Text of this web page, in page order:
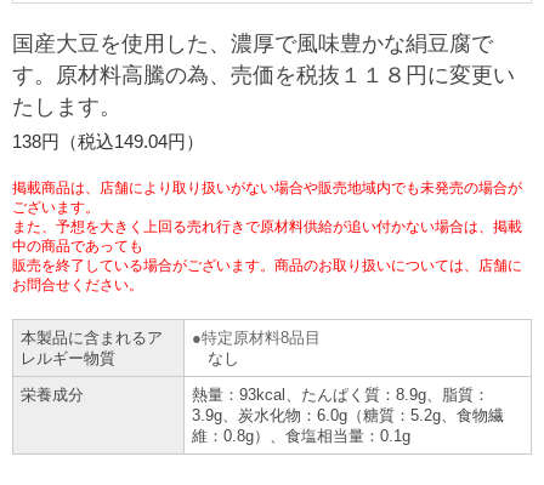
ギフト
プリペイドカード・金券
ニンテンドー・ダウンロードカード
コピー
プリント
スキャン
ファクス
チケット
プリペイドサービス
スポーツ振興くじ
宅配便
切手・はがき・印紙
セブン銀行ATM
ご利用可能なお支払い方法
スマホプリペイド
レジでApple Accountにチャージ
チケットサービス
セブンチケット
イープラス
JTB
セブン‐イレブンでお受取り
セブンネットショッピング
企業理念
会社概要
貸借対照表・損益計算書
沿革
国内店舗数
売上高、店舗数推移
セブン‐イレブンの海外事業
セブン＆アイ・ホールディングスの重点課題
サステナビリティ活動基本方針
サステナビリティ推進体制
GREEN CHALLENGE 2050
4VISIONS
サステナビリティニュース
サステナビリティレポート
加盟店オーナー募集 物件募集・購入
アルバイト情報
店舗検索
お問い合わせ
Language
English (Corporate)
English (Services)
简体中文(服务)
国産大豆を使用した、濃厚で風味豊かな絹豆腐で
す。原材料高騰の為、売価を税抜１１８円に変更い
たします。
138円（税込149.04円）
掲載商品は、店舗により取り扱いがない場合や販売地域内でも未発売の場合が
ございます。
また、予想を大きく上回る売れ行きで原材料供給が追い付かない場合は、掲載
中の商品であっても
販売を終了している場合がございます。商品のお取り扱いについては、店舗に
お問合せください。
本製品に含まれるア
レルギー物質
特定原材料8品目
なし
栄養成分
熱量：93kcal、たんぱく質：8.9g、脂質：
3.9g、炭水化物：6.0g（糖質：5.2g、食物繊
維：0.8g）、食塩相当量：0.1g